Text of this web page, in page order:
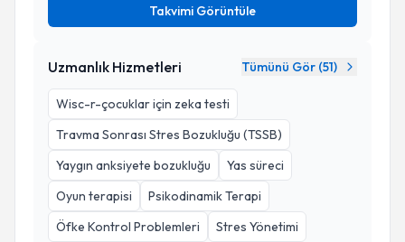
Takvimi Görüntüle
Uzmanlık Hizmetleri Tümünü Gör (51)
Wisc-r-çocuklar için zeka testi
Travma Sonrası Stres Bozukluğu (TSSB)
Yaygın anksiyete bozukluğu
Yas süreci
Oyun terapisi
Psikodinamik Terapi
Öfke Kontrol Problemleri
Stres Yönetimi